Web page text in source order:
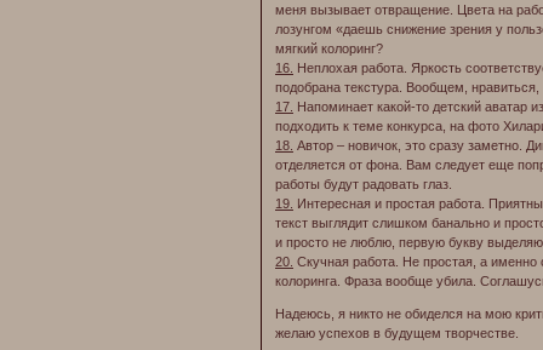
меня вызывает отвращение. Цвета на
лозунгом «даешь снижение зрения у
мягкий колоринг?
16.
Неплохая работа. Яркость
подобрана текстура. Вообщем,
17.
Напоминает какой-то детский аватар
подходить к теме конкурса, на фото
18. Автор – новичок, это сразу заметно.
отделяется от фона. Вам следует еще
работы будут радовать глаз.
19.
Интересная и простая работа.
текст выглядит слишком банально и
и просто не люблю, первую букву
20. Скучная работа. Не простая, а именно
колоринга. Фраза вообще убила.
Надеюсь, я никто не обиделся на мою
желаю успехов в будущем творчестве.